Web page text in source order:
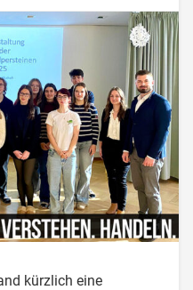
kürzlich eine